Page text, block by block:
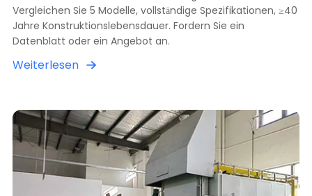
Vergleichen Sie 5 Modelle, vollständige Spezifikationen, ≥40
Jahre Konstruktionslebensdauer. Fordern Sie ein
Datenblatt oder ein Angebot an.
Weiterlesen